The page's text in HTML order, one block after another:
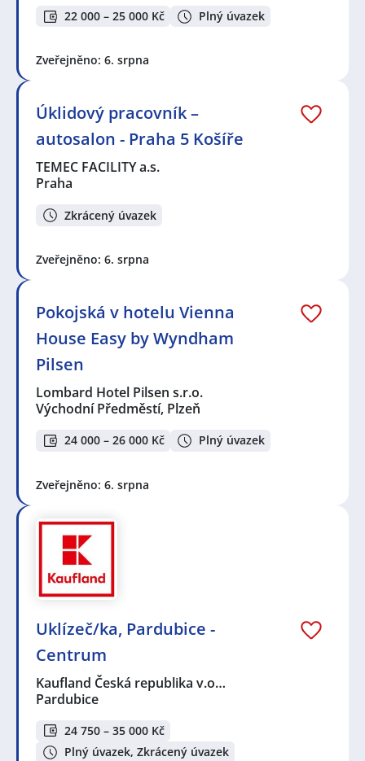
22 000 – 25 000 Kč Plný úvazek
Zveřejněno: 6. srpna
Úklidový pracovník –
autosalon - Praha 5 Košíře
TEMEC FACILITY a.s.
Praha
Zkrácený úvazek
Zveřejněno: 6. srpna
Pokojská v hotelu Vienna
House Easy by Wyndham
Pilsen
Lombard Hotel Pilsen s.r.o.
Východní Předměstí, Plzeň
24 000 – 26 000 Kč Plný úvazek
Zveřejněno: 6. srpna
Uklízeč/ka, Pardubice -
Centrum
Kaufland Česká republika v.o…
Pardubice
24 750 – 35 000 Kč
Plný úvazek, Zkrácený úvazek